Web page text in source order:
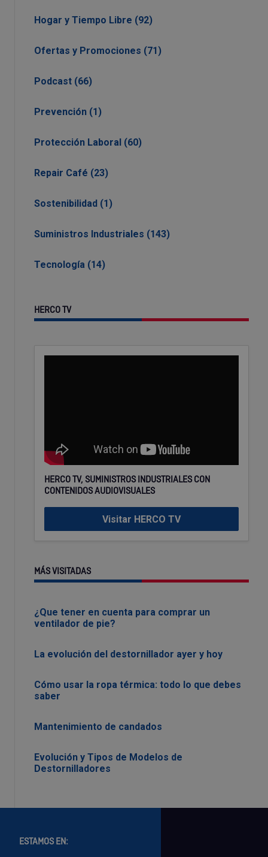
Hogar y Tiempo Libre (92)
Ofertas y Promociones (71)
Podcast (66)
Prevención (1)
Protección Laboral (60)
Repair Café (23)
Sostenibilidad (1)
Suministros Industriales (143)
Tecnología (14)
HERCO TV
HERCO TV, SUMINISTROS INDUSTRIALES CON
CONTENIDOS AUDIOVISUALES
Visitar HERCO TV
MÁS VISITADAS
¿Que tener en cuenta para comprar un
ventilador de pie?
La evolución del destornillador ayer y hoy
Cómo usar la ropa térmica: todo lo que debes
saber
Mantenimiento de candados
Evolución y Tipos de Modelos de
Destornilladores
ESTAMOS EN: